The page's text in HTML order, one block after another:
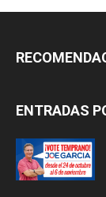
ENTRADAS